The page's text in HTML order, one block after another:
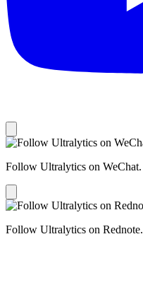
Follow Ultralytics on WeChat.
Follow Ultralytics on Rednote.